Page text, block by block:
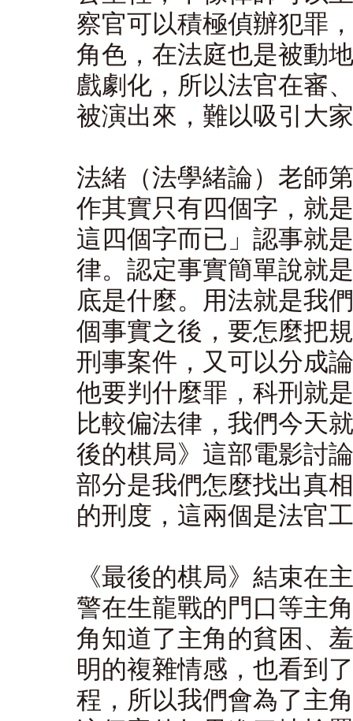
察官可以積極偵辦犯罪
角色，在法庭也是被動
戲劇化，所以法官在審
被演出來，難以吸引大
法緒（法學緒論）老師
作其實只有四個字，就
這四個字而已」認事就
律。認定事實簡單說就
底是什麼。用法就是我
個事實之後，要怎麼把
刑事案件，又可以分成
他要判什麼罪，科刑就
比較偏法律，我們今天
後的棋局》這部電影討
部分是我們怎麼找出真
的刑度，這兩個是法官
《最後的棋局》結束在
警在生龍戰的門口等主
角知道了主角的貧困、
明的複雜情感，也看到
程，所以我們會為了主